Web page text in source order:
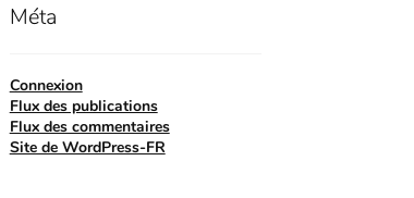
Méta
Connexion
Flux des publications
Flux des commentaires
Site de WordPress-FR